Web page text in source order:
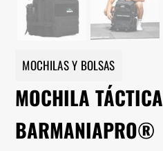
MOCHILAS Y BOLSAS
MOCHILA TÁCTICA
BARMANIAPRO®